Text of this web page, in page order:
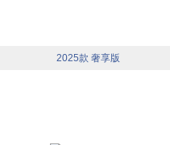
2025款 奢享版